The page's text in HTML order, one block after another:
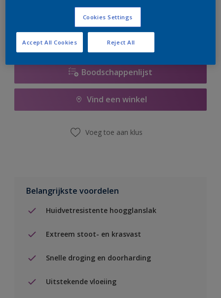
er hard aan om de voorraad aan te vullen.
Boodschappenlijst
Vind een winkel
Voeg toe aan klus
Belangrijkste voordelen
Huidvetresistente hoogglanslak
Extreem stoot- en krasvast
Snelle droging en doorharding
Uitstekende vloeiing
Cookies Settings
Reject All
Accept All Cookies